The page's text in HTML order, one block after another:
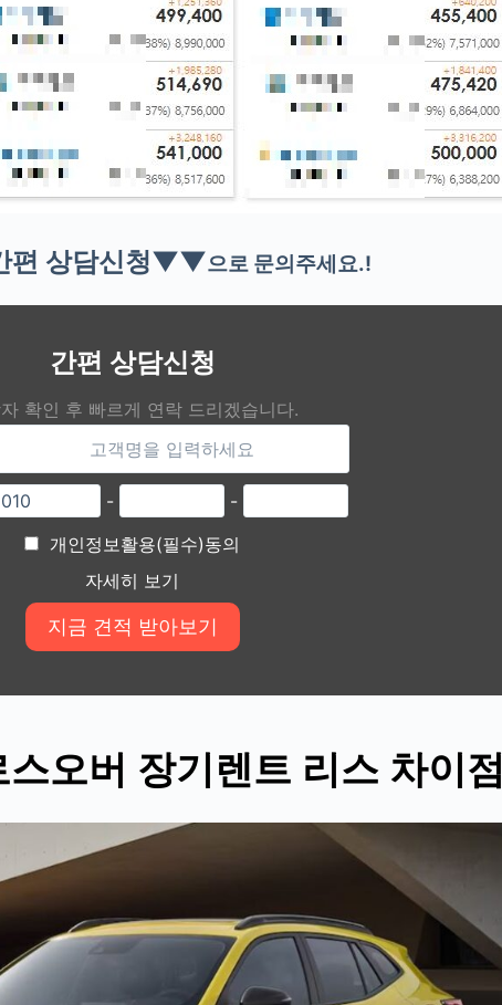
상담신청▼▼으로 문의주세요.!
간편 상담신청
확인 후 빠르게 연락 드리겠습니다.
-
-
개인정보활용(필수)동의
자세히 보기
오버 장기렌트 리스 차이점